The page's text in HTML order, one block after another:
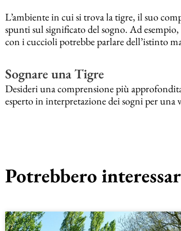
L’ambiente in cui si trova la tigre, il suo
spunti sul significato del sogno. Ad
con i cuccioli potrebbe parlare dell’istinto
Sognare una Tigre
Desideri una comprensione più
esperto in interpretazione dei sogni per una
Potrebbero